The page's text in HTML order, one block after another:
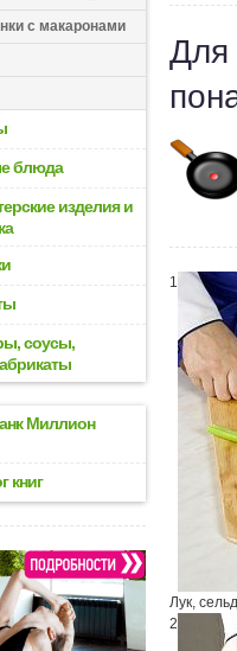
с макаронами
блюда
изделия и
соусы,
Миллион
книг
Для
1
Лук,
2